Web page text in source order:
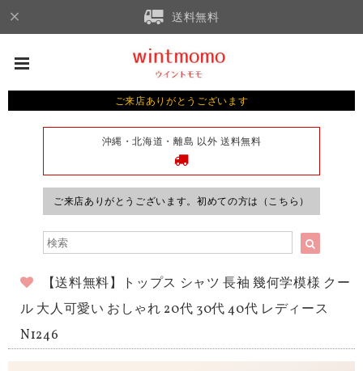
送料無料
ご来店ありがとうございます
沖縄・北海道・離島 以外 送料無料
ご来店ありがとうございます。初めての方は（こちら）
【送料無料】トップス シャツ 長袖 幾何学模様 クー
ル 大人可愛い おしゃれ 20代 30代 40代 レディース
N1246